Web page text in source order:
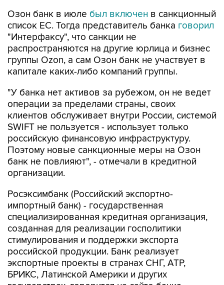
Озон банк в июле был включен в санкционный
список ЕС. Тогда представитель банка говорил
"Интерфаксу", что санкции не
распространяются на другие юрлица и бизнес
группы Ozon, а сам Озон банк не участвует в
капитале каких-либо компаний группы.
"У банка нет активов за рубежом, он не ведет
операции за пределами страны, своих
клиентов обслуживает внутри России, системой
SWIFT не пользуется - использует только
российскую финансовую инфраструктуру.
Поэтому новые санкционные меры на Озон
банк не повлияют", - отмечали в кредитной
организации.
Росэксимбанк (Российский экспортно-
импортный банк) - государственная
специализированная кредитная организация,
созданная для реализации госполитики
стимулирования и поддержки экспорта
российской продукции. Банк реализует
экспортные проекты в странах СНГ, АТР,
БРИКС, Латинской Америки и других